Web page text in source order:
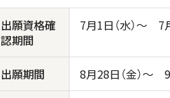
出願資格確
認期間
7月1日（水）～ 7
出願期間 8月28日（金）～ 9